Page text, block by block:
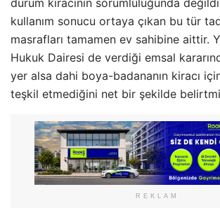
durum kiracının sorumluluğunda
kullanım sonucu ortaya çıkan bu tür
masrafları tamamen ev sahibine aittir.
Hukuk Dairesi de verdiği emsal
yer alsa dahi boya-badananın kiracı
teşkil etmediğini net bir şekilde
REKLAM